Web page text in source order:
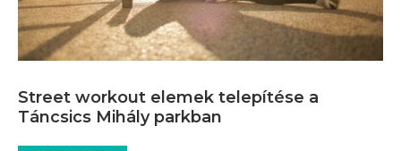
Street workout elemek telepítése a
Táncsics Mihály parkban